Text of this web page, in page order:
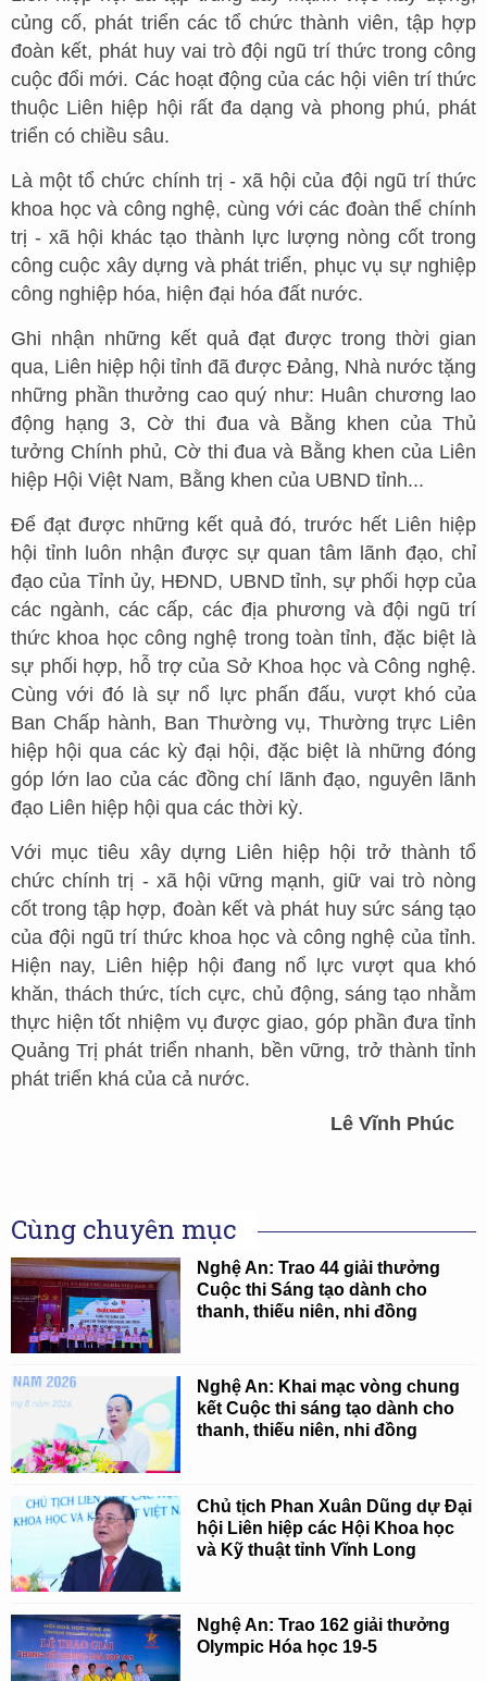
củng cố, phát triển các tổ chức thành viên, tập hợp
đoàn kết, phát huy vai trò đội ngũ trí thức trong công
cuộc đổi mới. Các hoạt động của các hội viên trí thức
thuộc Liên hiệp hội rất đa dạng và phong phú, phát
triển có chiều sâu.
Là một tổ chức chính trị - xã hội của đội ngũ trí thức
khoa học và công nghệ, cùng với các đoàn thể chính
trị - xã hội khác tạo thành lực lượng nòng cốt trong
công cuộc xây dựng và phát triển, phục vụ sự nghiệp
công nghiệp hóa, hiện đại hóa đất nước.
Ghi nhận những kết quả đạt được trong thời gian
qua, Liên hiệp hội tỉnh đã được Đảng, Nhà nước tặng
những phần thưởng cao quý như: Huân chương lao
động hạng 3, Cờ thi đua và Bằng khen của Thủ
tưởng Chính phủ, Cờ thi đua và Bằng khen của Liên
hiệp Hội Việt Nam, Bằng khen của UBND tỉnh...
Để đạt được những kết quả đó, trước hết Liên hiệp
hội tỉnh luôn nhận được sự quan tâm lãnh đạo, chỉ
đạo của Tỉnh ủy, HĐND, UBND tỉnh, sự phối hợp của
các ngành, các cấp, các địa phương và đội ngũ trí
thức khoa học công nghệ trong toàn tỉnh, đặc biệt là
sự phối hợp, hỗ trợ của Sở Khoa học và Công nghệ.
Cùng với đó là sự nổ lực phấn đấu, vượt khó của
Ban Chấp hành, Ban Thường vụ, Thường trực Liên
hiệp hội qua các kỳ đại hội, đặc biệt là những đóng
góp lớn lao của các đồng chí lãnh đạo, nguyên lãnh
đạo Liên hiệp hội qua các thời kỳ.
Với mục tiêu xây dựng Liên hiệp hội trở thành tổ
chức chính trị - xã hội vững mạnh, giữ vai trò nòng
cốt trong tập hợp, đoàn kết và phát huy sức sáng tạo
của đội ngũ trí thức khoa học và công nghệ của tỉnh.
Hiện nay, Liên hiệp hội đang nổ lực vượt qua khó
khăn, thách thức, tích cực, chủ động, sáng tạo nhằm
thực hiện tốt nhiệm vụ được giao, góp phần đưa tỉnh
Quảng Trị phát triển nhanh, bền vững, trở thành tỉnh
phát triển khá của cả nước.
Lê Vĩnh Phúc
Cùng chuyên mục
Nghệ An: Trao 44 giải thưởng
Cuộc thi Sáng tạo dành cho
thanh, thiếu niên, nhi đồng
Nghệ An: Khai mạc vòng chung
kết Cuộc thi sáng tạo dành cho
thanh, thiếu niên, nhi đồng
Chủ tịch Phan Xuân Dũng dự Đại
hội Liên hiệp các Hội Khoa học
và Kỹ thuật tỉnh Vĩnh Long
Nghệ An: Trao 162 giải thưởng
Olympic Hóa học 19-5